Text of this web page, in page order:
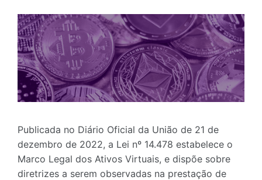
Publicada no Diário Oficial da União de 21 de
dezembro de 2022, a Lei nº 14.478 estabelece o
Marco Legal dos Ativos Virtuais, e dispõe sobre
diretrizes a serem observadas na prestação de